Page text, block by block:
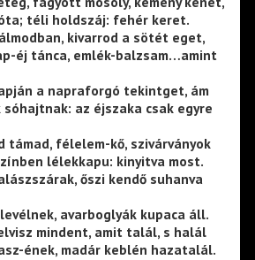
téli holdszáj: fehér keret.
kivarrod a sötét eget,
éj tánca, emlék-balzsam…amint
a napraforgó tekintget, ám
az éjszaka csak egyre
támad, félelem-kő, szivárványok
lélekkapu: kinyitva most.
őszi kendő suhanva
avarboglyák kupaca áll.
mindent, amit talál, s halál
ének, madár keblén hazatalál.